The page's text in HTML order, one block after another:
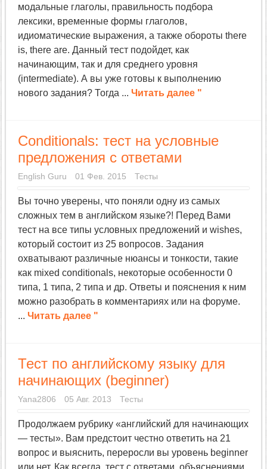
модальные глаголы, правильность подбора
лексики, временные формы глаголов,
идиоматические выражения, а также обороты there
is, there are. Данный тест подойдет, как
начинающим, так и для среднего уровня
(intermediate). А вы уже готовы к выполнению
нового задания? Тогда ... Читать далее "
Conditionals: тест на условные
предложения с ответами
English Guru 01 Фев. 2015 Тесты
Вы точно уверены, что поняли одну из самых
сложных тем в английском языке?! Перед Вами
тест на все типы условных предложений и wishes,
который состоит из 25 вопросов. Задания
охватывают различные нюансы и тонкости, такие
как mixed conditionals, некоторые особенности 0
типа, 1 типа, 2 типа и др. Ответы и пояснения к ним
можно разобрать в комментариях или на форуме.
... Читать далее "
Тест по английскому языку для
начинающих (beginner)
Yana2806 05 Авг. 2013 Тесты
Продолжаем рубрику «английский для начинающих
— тесты». Вам предстоит честно ответить на 21
вопрос и выяснить, переросли вы уровень beginner
или нет. Как всегда, тест с ответами, объяснениями